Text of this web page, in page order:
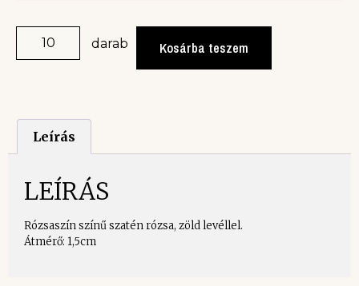
darab Kosárba teszem
Leírás
LEÍRÁS
Rózsaszín színű szatén rózsa, zöld levéllel.
Átmérő: 1,5cm